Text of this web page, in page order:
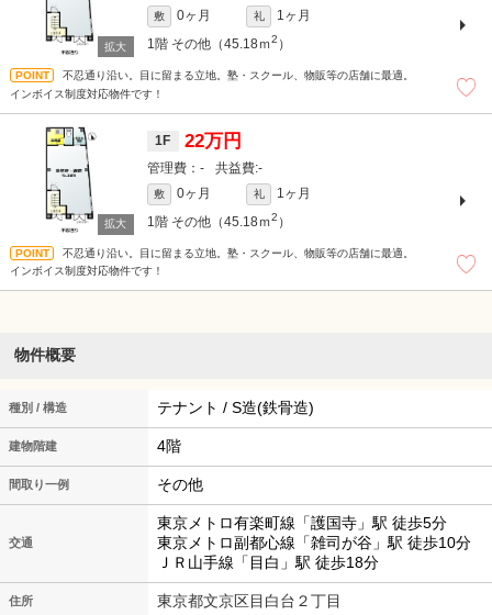
敷 0ヶ月 礼
1ヶ月
1階 その他（45.18ｍ2 ）
不忍通り沿い。目に留まる立地。塾・スクール、物販等の店舗に最適。
インボイス制度対応物件です！
1F 22万円
- -
敷 0ヶ月 礼
1ヶ月
1階 その他（45.18ｍ2 ）
不忍通り沿い。目に留まる立地。塾・スクール、物販等の店舗に最適。
インボイス制度対応物件です！
物件概要
種別 / 構造 テナント / S造(鉄骨造)
建物階建 4階
間取り一例 その他
交通
東京メトロ有楽町線「護国寺」駅 徒歩5分
東京メトロ副都心線「雑司が谷」駅 徒歩10分
ＪＲ山手線「目白」駅 徒歩18分
住所 東京都文京区目白台２丁目